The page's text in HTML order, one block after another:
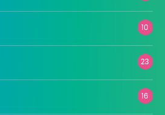
10
23
16